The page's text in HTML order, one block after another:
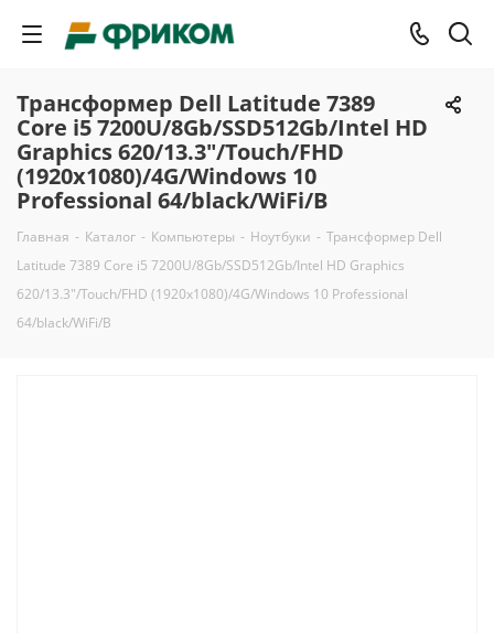
Трансформер Dell Latitude 7389
Core i5 7200U/8Gb/SSD512Gb/Intel HD
Graphics 620/13.3"/Touch/FHD
(1920x1080)/4G/Windows 10
Professional 64/black/WiFi/B
Главная - Каталог - Компьютеры - Ноутбуки - Трансформер Dell
Latitude 7389 Core i5 7200U/8Gb/SSD512Gb/Intel HD Graphics
620/13.3"/Touch/FHD (1920x1080)/4G/Windows 10 Professional
64/black/WiFi/B